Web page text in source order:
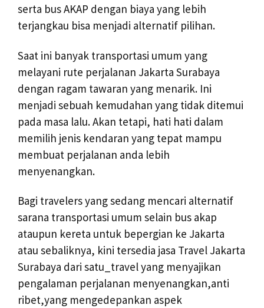
serta bus AKAP dengan biaya yang lebih
terjangkau bisa menjadi alternatif pilihan.
Saat ini banyak transportasi umum yang
melayani rute perjalanan Jakarta Surabaya
dengan ragam tawaran yang menarik. Ini
menjadi sebuah kemudahan yang tidak ditemui
pada masa lalu. Akan tetapi, hati hati dalam
memilih jenis kendaran yang tepat mampu
membuat perjalanan anda lebih
menyenangkan.
Bagi travelers yang sedang mencari alternatif
sarana transportasi umum selain bus akap
ataupun kereta untuk bepergian ke Jakarta
atau sebaliknya, kini tersedia jasa Travel Jakarta
Surabaya dari satu_travel yang menyajikan
pengalaman perjalanan menyenangkan,anti
ribet,yang mengedepankan aspek